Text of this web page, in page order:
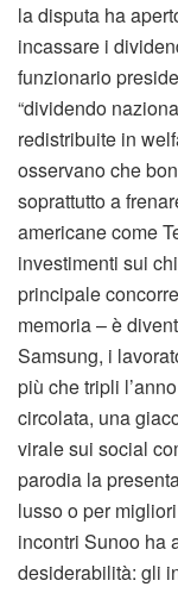
la disputa ha
incassare i
funzionario
“dividendo
redistribuite in
osservano che
soprattutto a
americane come
investimenti sui
principale
memoria – è
Samsung, i
più che tripli
circolata, una
virale sui social
parodia la
lusso o per
incontri Sunoo ha
desiderabilità: gli